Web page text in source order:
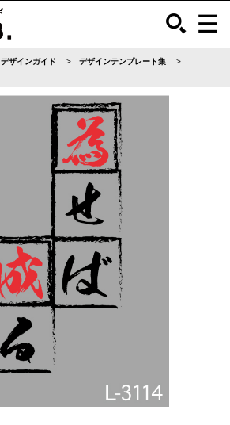
デザインガイド
デザインテンプレート集